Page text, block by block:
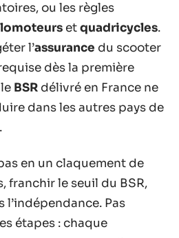
ou les règles
etquadricycles.
l’assurance du scooter
dès la première
BSR délivré en France ne
dans les autres pays de
en un claquement de
franchir le seuil du BSR,
l’indépendance. Pas
étapes : chaque